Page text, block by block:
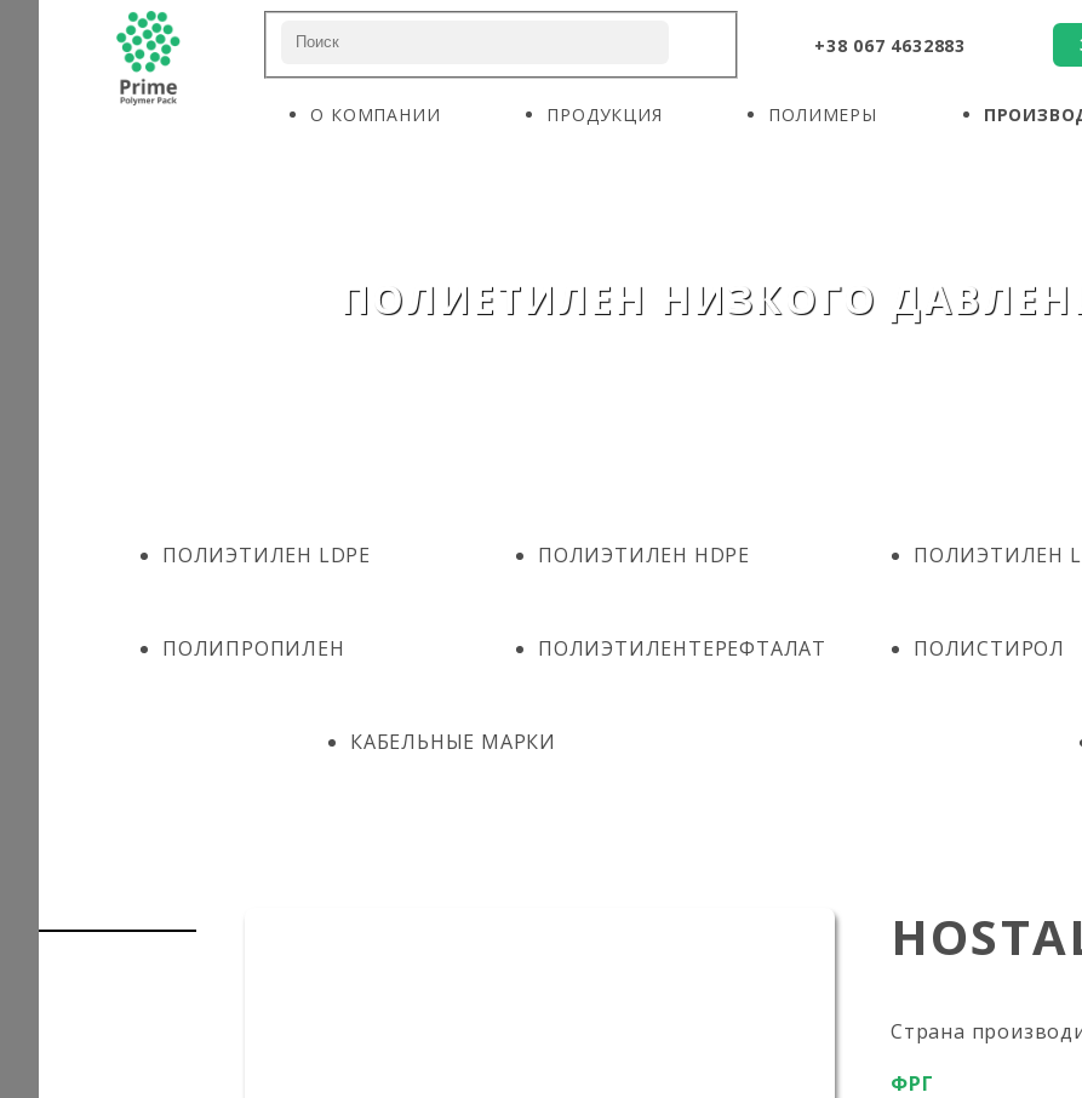
+38 067 4632883
О КОМПАНИИ ПРОДУКЦИЯ ПОЛИМЕРЫ
ПОЛИЕТИЛЕН НИЗКОГО
ПОЛИЭТИЛЕН LDPE ПОЛИЭТИЛЕН HDPE ПОЛИЭТИЛЕН
ПОЛИПРОПИЛЕН ПОЛИЭТИЛЕНТЕРЕФТАЛАТ ПОЛИСТИРОЛ
КАБЕЛЬНЫЕ МАРКИ
Страна
ФРГ
О КОМПАНИИ
ПРОИЗВОДИТЕЛИ